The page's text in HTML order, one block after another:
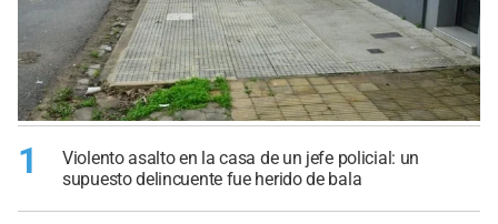
1
Violento asalto en la casa de un jefe policial: un
supuesto delincuente fue herido de bala